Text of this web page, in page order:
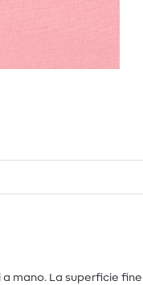
mano. La superficie